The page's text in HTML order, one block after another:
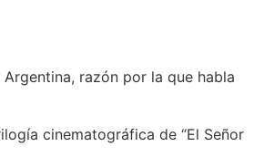
razón por la que habla
cinematográfica de “El Señor